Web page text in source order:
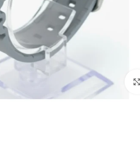
برای بزرگنمایی کلیک کنید